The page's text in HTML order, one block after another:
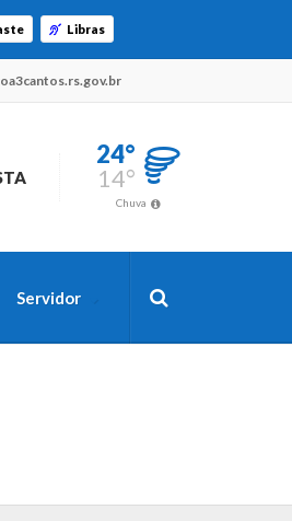
Libras
24°
14°
Chuva
Servidor